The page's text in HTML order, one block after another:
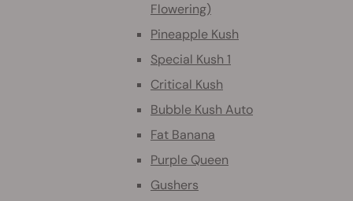
Flowering)
Pineapple Kush
Special Kush 1
Critical Kush
Bubble Kush Auto
Fat Banana
Purple Queen
Gushers